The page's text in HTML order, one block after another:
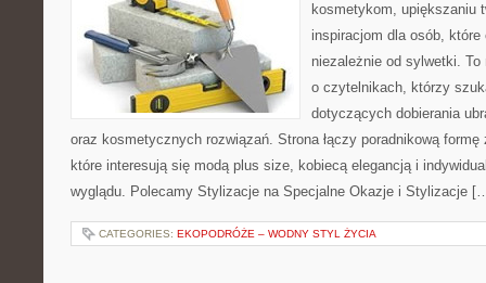
kosmetykom, upiększaniu
inspiracjom dla osób,
niezależnie od sylwetki.
o czytelnikach, którzy
dotyczących dobierania
oraz kosmetycznych rozwiązań. Strona łączy poradnikową
które interesują się modą plus size, kobiecą elegancją i
wyglądu. Polecamy Stylizacje na Specjalne Okazje i Stylizacje
CATEGORIES: EKOPODRÓŻE – WODNY STYL ŻYCIA